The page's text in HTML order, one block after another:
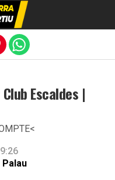
Escaldes |